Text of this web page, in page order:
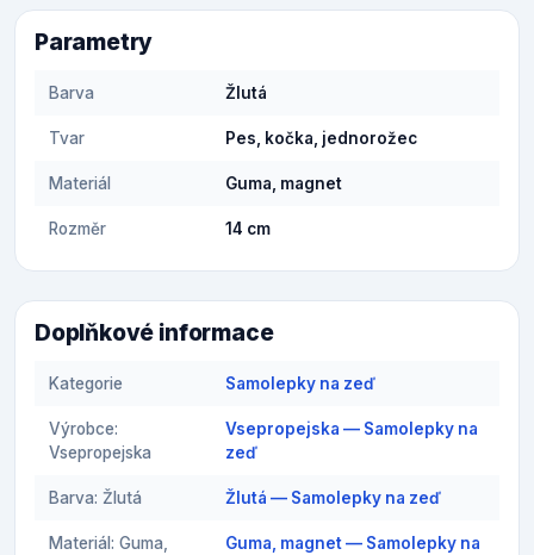
Parametry
Barva Žlutá
Tvar Pes, kočka, jednorožec
Materiál Guma, magnet
Rozměr 14 cm
Doplňkové informace
Kategorie Samolepky na zeď
Výrobce:
Vsepropejska
Vsepropejska — Samolepky na
zeď
Barva: Žlutá Žlutá — Samolepky na zeď
Materiál: Guma,
Guma, magnet — Samolepky na